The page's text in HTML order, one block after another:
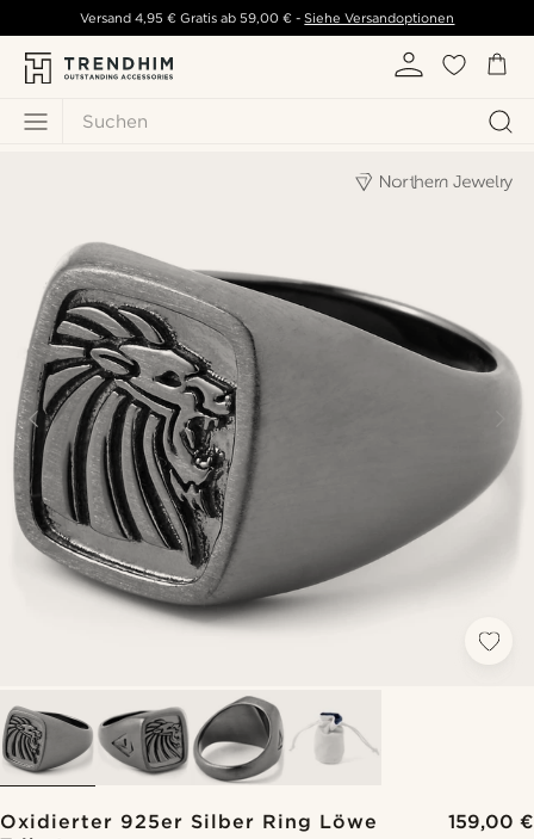
Suchen
Versand 4,95 € Gratis ab 59,00 € - Siehe Versandoptionen
Oxidierter 925er Silber Ring Löwe
159,00 €